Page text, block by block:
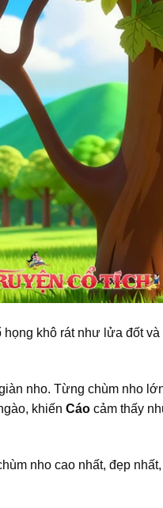
họng khô rát như lửa đốt và
nho. Từng chùm nho
khiến Cáo cảm thấy
nho cao nhất, đẹp nhất,